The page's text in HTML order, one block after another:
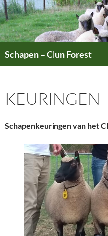
Ga
naar
de
inhoud
Schapen – Clun Forest
KEURINGEN
Schapenkeuringen van het